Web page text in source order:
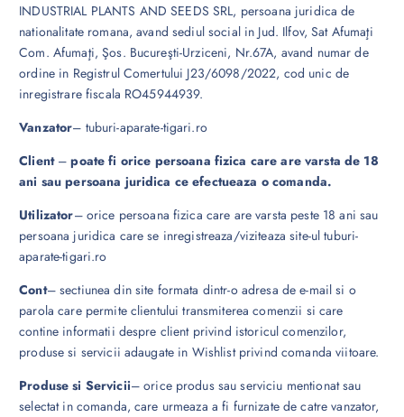
INDUSTRIAL PLANTS AND SEEDS SRL, persoana juridica de
nationalitate romana, avand sediul social in Jud. Ilfov, Sat Afumaţi
Com. Afumaţi, Şos. Bucureşti-Urziceni, Nr.67A, avand numar de
ordine in Registrul Comertului J23/6098/2022, cod unic de
inregistrare fiscala RO45944939.
Vanzator– tuburi-aparate-tigari.ro
Client –poate fi orice persoana fizica care are varsta de 18
ani sau persoana juridica ce efectueaza o comanda.
Utilizator– orice persoana fizica care are varsta peste 18 ani sau
persoana juridica care se inregistreaza/viziteaza site-ul tuburi-
aparate-tigari.ro
Cont– sectiunea din site formata dintr-o adresa de e-mail si o
parola care permite clientului transmiterea comenzii si care
contine informatii despre client privind istoricul comenzilor,
produse si servicii adaugate in Wishlist privind comanda viitoare.
Produse si Servicii– orice produs sau serviciu mentionat sau
selectat in comanda, care urmeaza a fi furnizate de catre vanzator,